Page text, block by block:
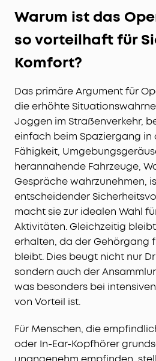
Warum ist das
so vorteilhaft für
Komfort?
Das primäre Argument für
die erhöhte
Joggen im Straßenverkehr,
einfach beim Spaziergang in
Fähigkeit,
herannahende Fahrzeuge,
Gespräche wahrzunehmen,
entscheidender
macht sie zur idealen Wahl
Aktivitäten. Gleichzeitig
erhalten, da der Gehörgang
bleibt. Dies beugt nicht nur
sondern auch der
was besonders bei
von Vorteil ist.
Für Menschen, die
oder In-Ear-Kopfhörer